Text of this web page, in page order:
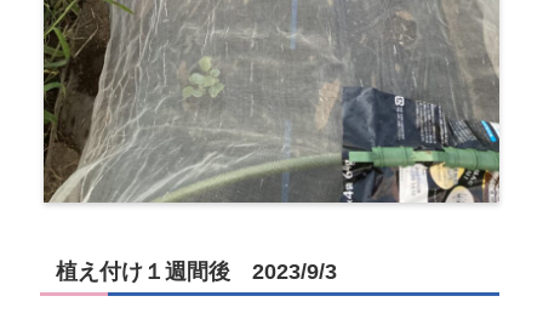
植え付け１週間後 2023/9/3